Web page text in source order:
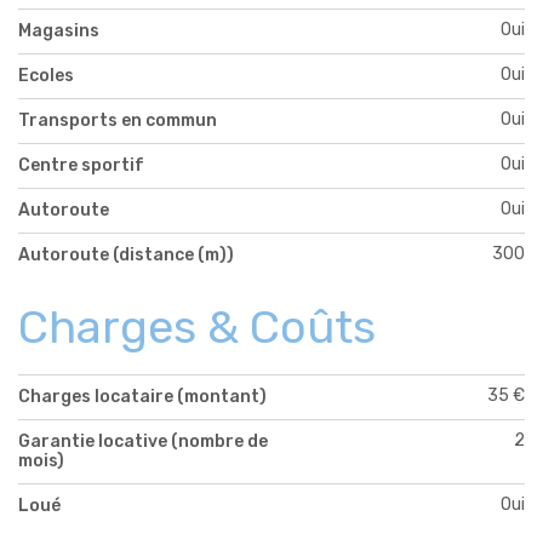
Magasins Oui
Ecoles Oui
Transports en commun Oui
Centre sportif Oui
Autoroute Oui
Autoroute (distance (m)) 300
Charges & Coûts
Charges locataire (montant) 35 €
Garantie locative (nombre de
mois)
2
Loué Oui